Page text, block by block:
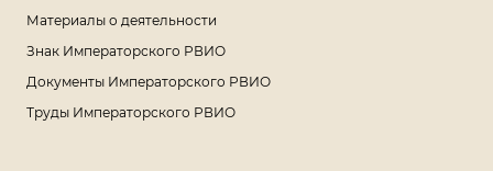
Материалы о деятельности
Знак Императорского РВИО
Документы Императорского РВИО
Труды Императорского РВИО